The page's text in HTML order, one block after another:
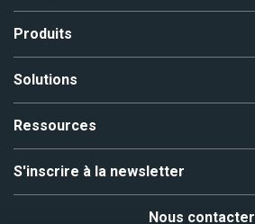
Produits
Solutions
Ressources
S'inscrire à la newsletter
Nous contacter